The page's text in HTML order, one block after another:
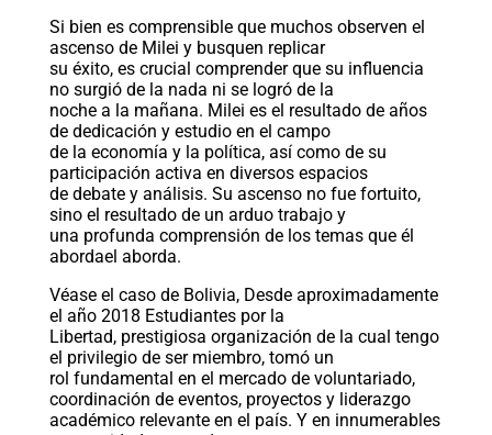
Si bien es comprensible que muchos observen el
ascenso de Milei y busquen replicar
su éxito, es crucial comprender que su influencia
no surgió de la nada ni se logró de la
noche a la mañana. Milei es el resultado de años
de dedicación y estudio en el campo
de la economía y la política, así como de su
participación activa en diversos espacios
de debate y análisis. Su ascenso no fue fortuito,
sino el resultado de un arduo trabajo y
una profunda comprensión de los temas que él
abordael aborda.
Véase el caso de Bolivia, Desde aproximadamente
el año 2018 Estudiantes por la
Libertad, prestigiosa organización de la cual tengo
el privilegio de ser miembro, tomó un
rol fundamental en el mercado de voluntariado,
coordinación de eventos, proyectos y liderazgo
académico relevante en el país. Y en innumerables